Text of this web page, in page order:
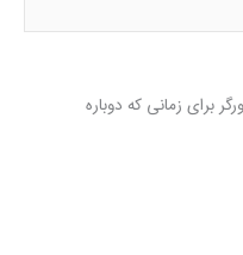
برای زمانی که دوباره